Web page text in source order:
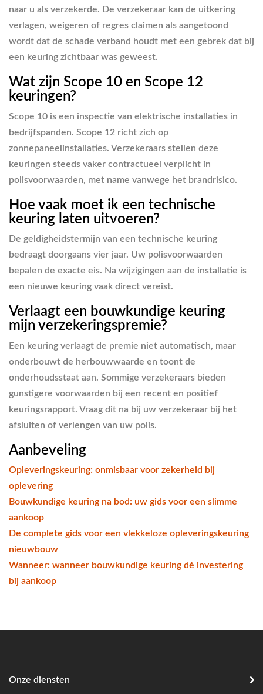
naar u als verzekerde. De verzekeraar kan de uitkering
verlagen, weigeren of regres claimen als aangetoond
wordt dat de schade verband houdt met een gebrek dat bij
een keuring zichtbaar was geweest.
Wat zijn Scope 10 en Scope 12
keuringen?
Scope 10 is een inspectie van elektrische installaties in
bedrijfspanden. Scope 12 richt zich op
zonnepaneelinstallaties. Verzekeraars stellen deze
keuringen steeds vaker contractueel verplicht in
polisvoorwaarden, met name vanwege het brandrisico.
Hoe vaak moet ik een technische
keuring laten uitvoeren?
De geldigheidstermijn van een technische keuring
bedraagt doorgaans vier jaar. Uw polisvoorwaarden
bepalen de exacte eis. Na wijzigingen aan de installatie is
een nieuwe keuring vaak direct vereist.
Verlaagt een bouwkundige keuring
mijn verzekeringspremie?
Een keuring verlaagt de premie niet automatisch, maar
onderbouwt de herbouwwaarde en toont de
onderhoudsstaat aan. Sommige verzekeraars bieden
gunstigere voorwaarden bij een recent en positief
keuringsrapport. Vraag dit na bij uw verzekeraar bij het
afsluiten of verlengen van uw polis.
Aanbeveling
Opleveringskeuring: onmisbaar voor zekerheid bij
oplevering
Bouwkundige keuring na bod: uw gids voor een slimme
aankoop
De complete gids voor een vlekkeloze opleveringskeuring
nieuwbouw
Wanneer: wanneer bouwkundige keuring dé investering
bij aankoop
Onze diensten